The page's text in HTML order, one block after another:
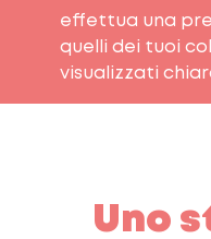
effettua una
quelli dei tuoi
visualizzati
Uno